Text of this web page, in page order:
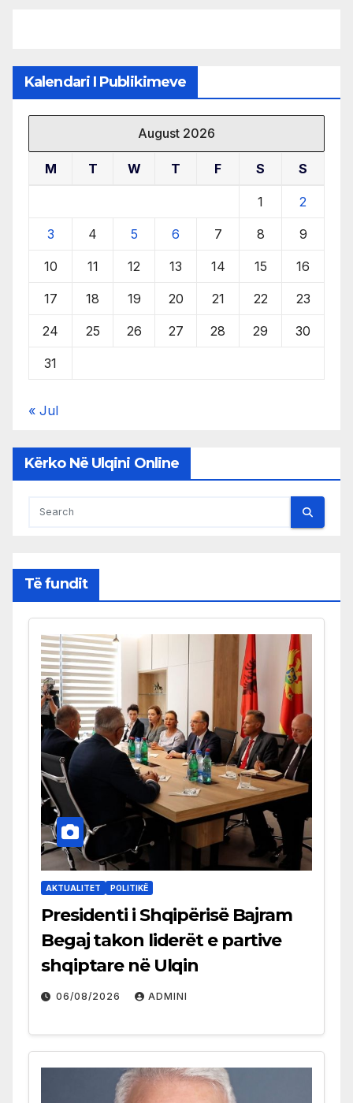
Kalendari I Publikimeve
August 2026
M T W T F S S
1 2
3 4 5 6 7 8 9
10 11 12 13 14 15 16
17 18 19 20 21 22 23
24 25 26 27 28 29 30
31
« Jul
Kërko Në Ulqini Online
Të fundit
AKTUALITET POLITIKË
Presidenti i Shqipërisë Bajram
Begaj takon liderët e partive
shqiptare në Ulqin
06/08/2026 ADMINI